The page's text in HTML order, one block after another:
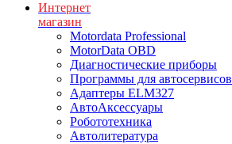
Интернет
магазин
Motordata Professional
MotorData OBD
Диагностические приборы
Программы для автосервисов
Адаптеры ELM327
АвтоАксессуары
Робототехника
Автолитература